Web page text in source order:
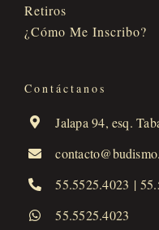
Retiros
¿Cómo Me Inscribo?
Contáctanos
Jalapa 94, esq.
55.5525.4023 |
55.5525.4023